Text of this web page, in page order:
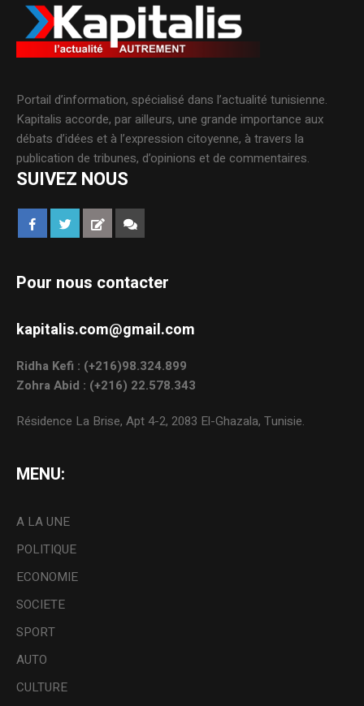
Portail d’information, spécialisé dans l’actualité tunisienne.
Kapitalis accorde, par ailleurs, une grande importance aux
débats d’idées et à l’expression citoyenne, à travers la
publication de tribunes, d’opinions et de commentaires.
SUIVEZ NOUS
Pour nous contacter
kapitalis.com@gmail.com
Ridha Kefi : (+216)98.324.899
Zohra Abid : (+216) 22.578.343
Résidence La Brise, Apt 4-2, 2083 El-Ghazala, Tunisie.
MENU:
A LA UNE
POLITIQUE
ECONOMIE
SOCIETE
SPORT
AUTO
CULTURE